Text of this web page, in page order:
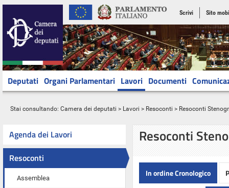
Scrivi Sito
Deputati Organi Parlamentari Lavori Documenti
Stai consultando: Camera dei deputati > Lavori > Resoconti > Resoconti
Agenda dei Lavori
Resoconti
Assemblea
Resoconti
In ordine Cronologico